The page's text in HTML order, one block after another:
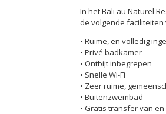
In het Bali au Naturel
de volgende
• Ruime, en volledig
• Privé badkamer
• Ontbijt inbegrepen
• Snelle Wi-Fi
• Zeer ruime,
• Buitenzwembad
• Gratis transfer van